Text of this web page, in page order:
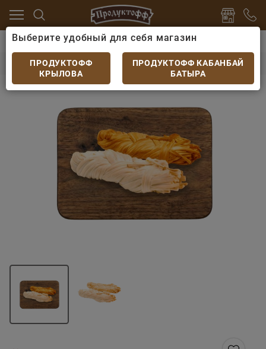
пиву Сыр Чечил, Сыр Бочонок
Сыр чечил
Сыр чечил Косичка кг
Выберите удобный для себя магазин
ПРОДУКТОФФ
КРЫЛОВА
ПРОДУКТОФФ КАБАНБАЙ
БАТЫРА